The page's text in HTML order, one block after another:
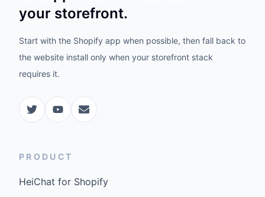
your storefront.
Start with the Shopify app when possible, then fall back to
the website install only when your storefront stack
requires it.
PRODUCT
HeiChat for Shopify